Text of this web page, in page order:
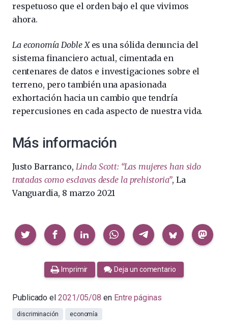
respetuoso que el orden bajo el que vivimos
ahora.
La economía Doble Xes una sólida denuncia del
sistema financiero actual, cimentada en
centenares de datos e investigaciones sobre el
terreno, pero también una apasionada
exhortación hacia un cambio que tendría
repercusiones en cada aspecto de nuestra vida.
Más información
Justo Barranco, Linda Scott: “Las mujeres han sido
tratadas como esclavas desde la prehistoria”, La
Vanguardia, 8 marzo 2021
Compartir
Imprimir Deja un comentario
Publicado el 2021/05/08 en Entre páginas
discriminación economía